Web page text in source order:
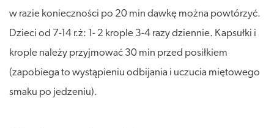
w razie konieczności po 20 min dawkę można powtórzyć.
Dzieci od 7-14 r.ż: 1- 2 krople 3-4 razy dziennie. Kapsułki i
krople należy przyjmować 30 min przed posiłkiem
(zapobiega to wystąpieniu odbijania i uczucia miętowego
smaku po jedzeniu).